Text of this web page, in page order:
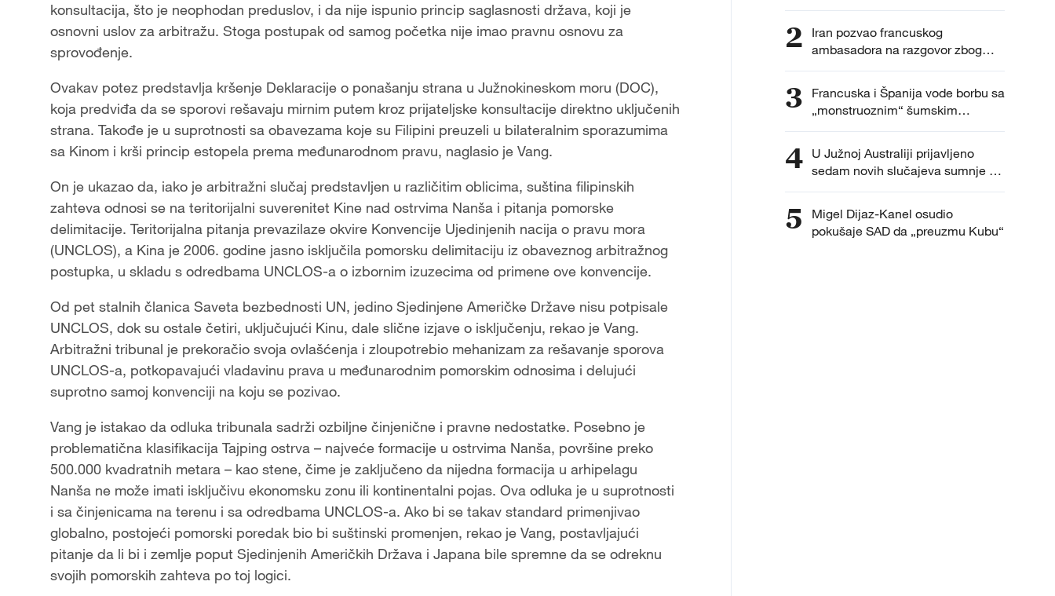
konsultacija, što je neophodan preduslov, i da nije ispunio princip saglasnosti država, koji je
osnovni uslov za arbitražu. Stoga postupak od samog početka nije imao pravnu osnovu za
sprovođenje.
Ovakav potez predstavlja kršenje Deklaracije o ponašanju strana u Južnokineskom moru (DOC),
koja predviđa da se sporovi rešavaju mirnim putem kroz prijateljske konsultacije direktno uključenih
strana. Takođe je u suprotnosti sa obavezama koje su Filipini preuzeli u bilateralnim sporazumima
sa Kinom i krši princip estopela prema međunarodnom pravu, naglasio je Vang.
On je ukazao da, iako je arbitražni slučaj predstavljen u različitim oblicima, suština filipinskih
zahteva odnosi se na teritorijalni suverenitet Kine nad ostrvima Nanša i pitanja pomorske
delimitacije. Teritorijalna pitanja prevazilaze okvire Konvencije Ujedinjenih nacija o pravu mora
(UNCLOS), a Kina je 2006. godine jasno isključila pomorsku delimitaciju iz obaveznog arbitražnog
postupka, u skladu s odredbama UNCLOS-a o izbornim izuzecima od primene ove konvencije.
Od pet stalnih članica Saveta bezbednosti UN, jedino Sjedinjene Američke Države nisu potpisale
UNCLOS, dok su ostale četiri, uključujući Kinu, dale slične izjave o isključenju, rekao je Vang.
Arbitražni tribunal je prekoračio svoja ovlašćenja i zloupotrebio mehanizam za rešavanje sporova
UNCLOS-a, potkopavajući vladavinu prava u međunarodnim pomorskim odnosima i delujući
suprotno samoj konvenciji na koju se pozivao.
Vang je istakao da odluka tribunala sadrži ozbiljne činjenične i pravne nedostatke. Posebno je
problematična klasifikacija Tajping ostrva – najveće formacije u ostrvima Nanša, površine preko
500.000 kvadratnih metara – kao stene, čime je zaključeno da nijedna formacija u arhipelagu
Nanša ne može imati isključivu ekonomsku zonu ili kontinentalni pojas. Ova odluka je u suprotnosti
i sa činjenicama na terenu i sa odredbama UNCLOS-a. Ako bi se takav standard primenjivao
globalno, postojeći pomorski poredak bio bi suštinski promenjen, rekao je Vang, postavljajući
pitanje da li bi i zemlje poput Sjedinjenih Američkih Država i Japana bile spremne da se odreknu
svojih pomorskih zahteva po toj logici.
2
Iran pozvao francuskog
ambasadora na razgovor zbog
„mešanja“ u unutrašnje poslove
3
Francuska i Španija vode borbu sa
„monstruoznim“ šumskim
požarima, stručnjaci upozoravaju
4 U Južnoj Australiji prijavljeno
sedam novih slučajeva sumnje na
ptičji grip H5N1
5
Migel Dijaz-Kanel osudio
pokušaje SAD da „preuzmu Kubu“